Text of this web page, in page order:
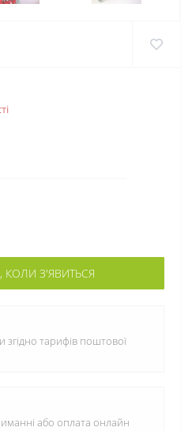
КОЛИ З'ЯВИТЬСЯ
згідно тарифів поштової
або оплата онлайн